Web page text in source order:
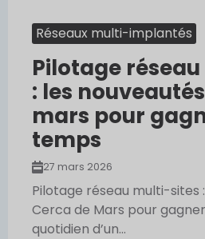
Réseaux multi-implantés
Pilotage
: les
mars pour
temps
27 mars 2026
Pilotage réseau multi-sites
Cerca de Mars pour
quotidien d’un...